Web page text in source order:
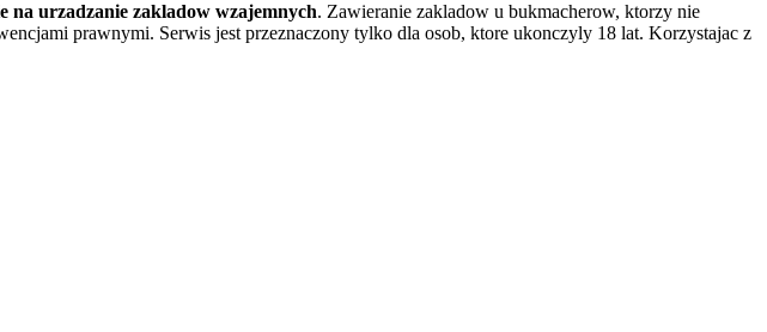
na urzadzanie zakladow wzajemnych. Zawieranie zakladow u bukmacherow, ktorzy nie
prawnymi. Serwis jest przeznaczony tylko dla osob, ktore ukonczyly 18 lat. Korzystajac z